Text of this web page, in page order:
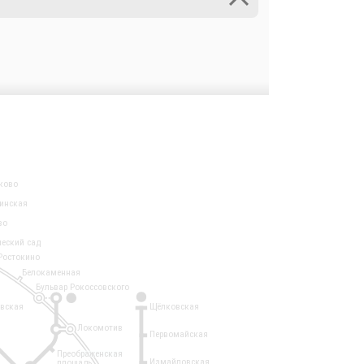
1
Локомотив
сад
Белокаменная
Щёлковская
Первомайская
Измайловская
Бульвар Рокоссовского
Преображенская